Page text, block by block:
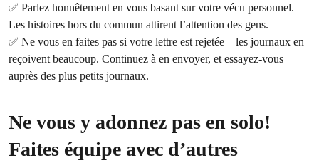
✅ Parlez honnêtement en vous basant sur votre vécu personnel.
Les histoires hors du commun attirent l’attention des gens.
✅ Ne vous en faites pas si votre lettre est rejetée – les journaux en
reçoivent beaucoup. Continuez à en envoyer, et essayez-vous
auprès des plus petits journaux.
Ne vous y adonnez pas en solo!
Faites équipe avec d’autres